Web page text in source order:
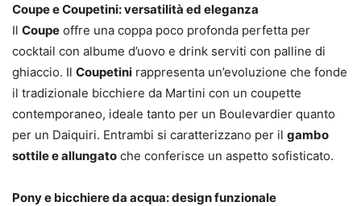
Coupe e Coupetini: versatilità ed eleganza
Il Coupe offre una coppa poco profonda perfetta per
cocktail con albume d’uovo e drink serviti con palline di
ghiaccio. Il Coupetini rappresenta un’evoluzione che fonde
il tradizionale bicchiere da Martini con un coupette
contemporaneo, ideale tanto per un Boulevardier quanto
per un Daiquiri. Entrambi si caratterizzano per il gambo
sottile e allungato che conferisce un aspetto sofisticato.
Pony e bicchiere da acqua: design funzionale